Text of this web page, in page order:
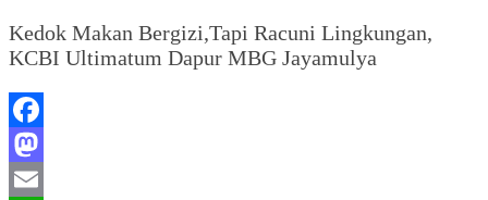
Kedok Makan Bergizi,Tapi Racuni Lingkungan,
KCBI Ultimatum Dapur MBG Jayamulya
Facebook
Mastodon